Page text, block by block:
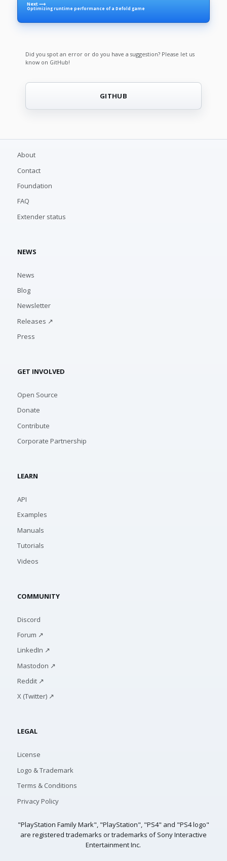
Next ⟶
Optimizing runtime performance of a Defold game
Did you spot an error or do you have a suggestion? Please let us
know on GitHub!
GITHUB
About
Contact
Foundation
FAQ
Extender status
NEWS
News
Blog
Newsletter
Releases ↗
Press
GET INVOLVED
Open Source
Donate
Contribute
Corporate Partnership
LEARN
API
Examples
Manuals
Tutorials
Videos
COMMUNITY
Discord
Forum ↗
LinkedIn ↗
Mastodon ↗
Reddit ↗
X (Twitter) ↗
LEGAL
License
Logo & Trademark
Terms & Conditions
Privacy Policy
"PlayStation Family Mark", "PlayStation", "PS4" and "PS4 logo"
are registered trademarks or trademarks of Sony Interactive
Entertainment Inc.